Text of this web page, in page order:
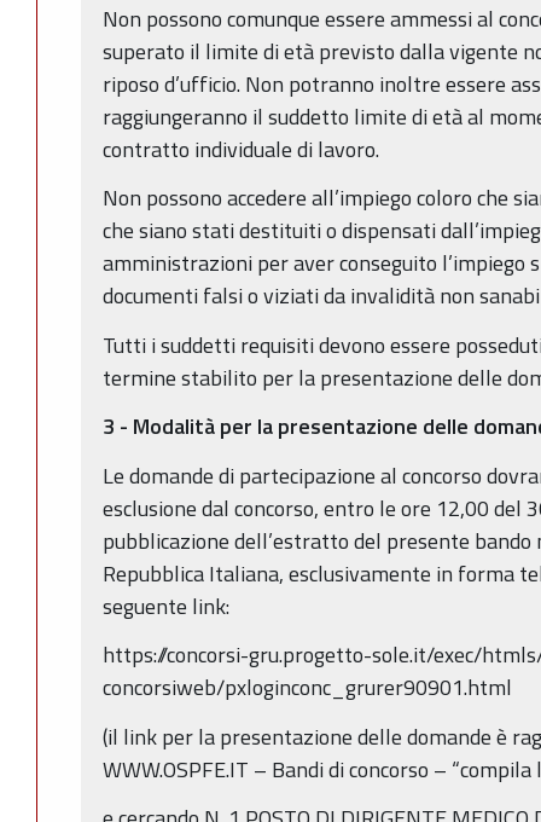
Non possono comunque essere ammessi al
superato il limite di età previsto dalla vigente
riposo d’ufficio. Non potranno inoltre essere
raggiungeranno il suddetto limite di età al
contratto individuale di lavoro.
Non possono accedere all’impiego coloro che
che siano stati destituiti o dispensati
amministrazioni per aver conseguito l’impiego
documenti falsi o viziati da invalidità non
Tutti i suddetti requisiti devono essere
termine stabilito per la presentazione delle
3 - Modalità per la presentazione delle
Le domande di partecipazione al concorso
esclusione dal concorso, entro le ore 12,00 del
pubblicazione dell’estratto del presente
Repubblica Italiana, esclusivamente in forma
seguente link:
https://concorsi-gru.progetto-sole.it/exec/
concorsiweb/pxloginconc_grurer90901.html
(il link per la presentazione delle domande è
WWW.OSPFE.IT – Bandi di concorso – “compila